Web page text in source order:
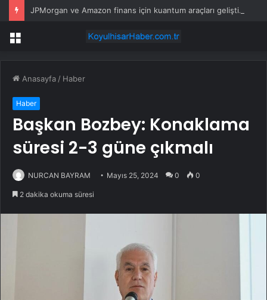
JPMorgan ve Amazon finans için kuantum araçları geliştirdi
Menü
Anasayfa / Haber
Haber
Başkan Bozbey: Konaklama
süresi 2-3 güne çıkmalı
NURCAN BAYRAM Mayıs 25, 2024 0 0
2 dakika okuma süresi